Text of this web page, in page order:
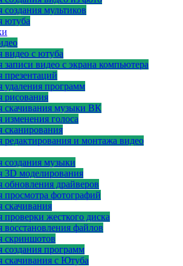
мультиков
ютуба
видео с ютуба
видео с экрана компьютера
программ
рисования
скачивания музыки ВК
голоса
и монтажа видео
музыки
3D моделирования
драйверов
фотографий
жесткого диска
файлов
скриншотов
программ
с Ютуба